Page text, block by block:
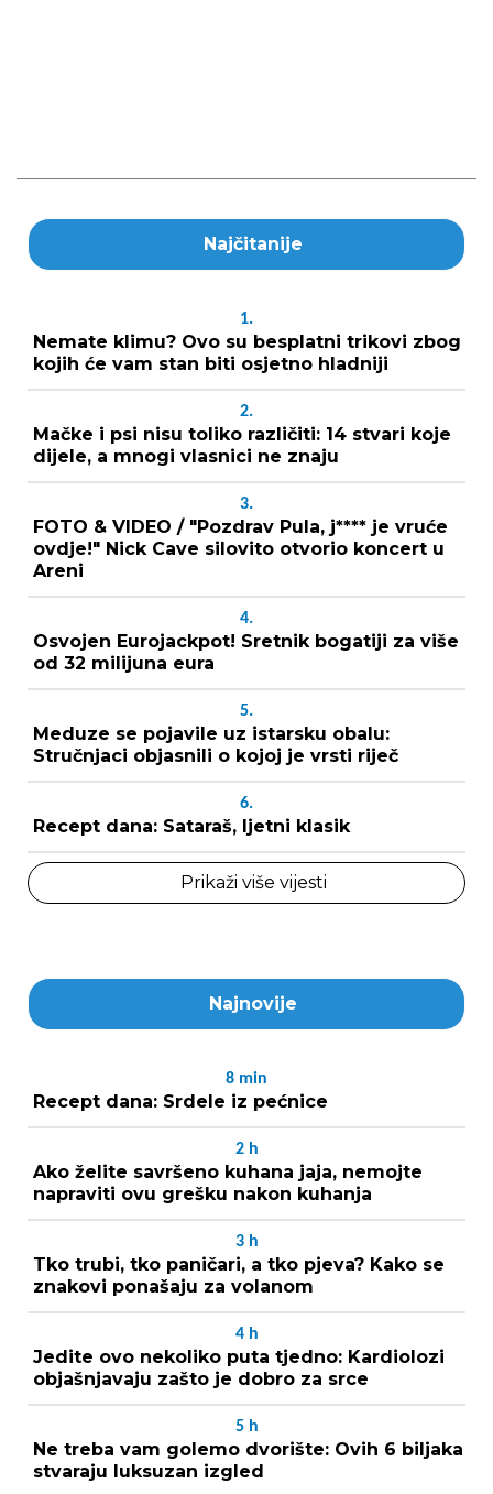
Najčitanije
1.
Nemate klimu? Ovo su besplatni trikovi zbog
kojih će vam stan biti osjetno hladniji
2.
Mačke i psi nisu toliko različiti: 14 stvari koje
dijele, a mnogi vlasnici ne znaju
3.
FOTO & VIDEO / "Pozdrav Pula, j**** je vruće
ovdje!" Nick Cave silovito otvorio koncert u
Areni
4.
Osvojen Eurojackpot! Sretnik bogatiji za više
od 32 milijuna eura
5.
Meduze se pojavile uz istarsku obalu:
Stručnjaci objasnili o kojoj je vrsti riječ
6.
Recept dana: Sataraš, ljetni klasik
Prikaži više vijesti
Najnovije
8 min
Recept dana: Srdele iz pećnice
2 h
Ako želite savršeno kuhana jaja, nemojte
napraviti ovu grešku nakon kuhanja
3 h
Tko trubi, tko paničari, a tko pjeva? Kako se
znakovi ponašaju za volanom
4 h
Jedite ovo nekoliko puta tjedno: Kardiolozi
objašnjavaju zašto je dobro za srce
5 h
Ne treba vam golemo dvorište: Ovih 6 biljaka
stvaraju luksuzan izgled